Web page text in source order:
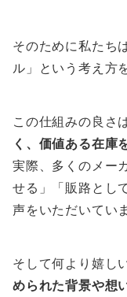
そのために私たち
ル」という考え方
この仕組みの良さ
く、価値ある在庫
実際、多くのメー
せる」「販路とし
声をいただいてい
そして何より嬉し
められた背景や想